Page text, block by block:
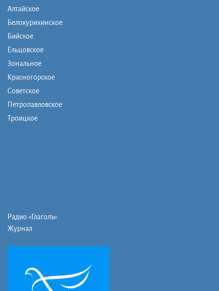
Алтайское
Белокурихинское
Бийское
Ельцовское
Зональное
Красногорское
Советское
Петропавловское
Троицкое
Радио «Глаголъ»
Журнал